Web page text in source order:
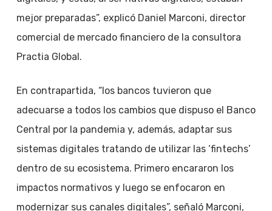
mejor preparadas”, explicó Daniel Marconi, director
comercial de mercado financiero de la consultora
Practia Global.
En contrapartida, “los bancos tuvieron que
adecuarse a todos los cambios que dispuso el Banco
Central por la pandemia y, además, adaptar sus
sistemas digitales tratando de utilizar las ‘fintechs’
dentro de su ecosistema. Primero encararon los
impactos normativos y luego se enfocaron en
modernizar sus canales digitales”, señaló Marconi,